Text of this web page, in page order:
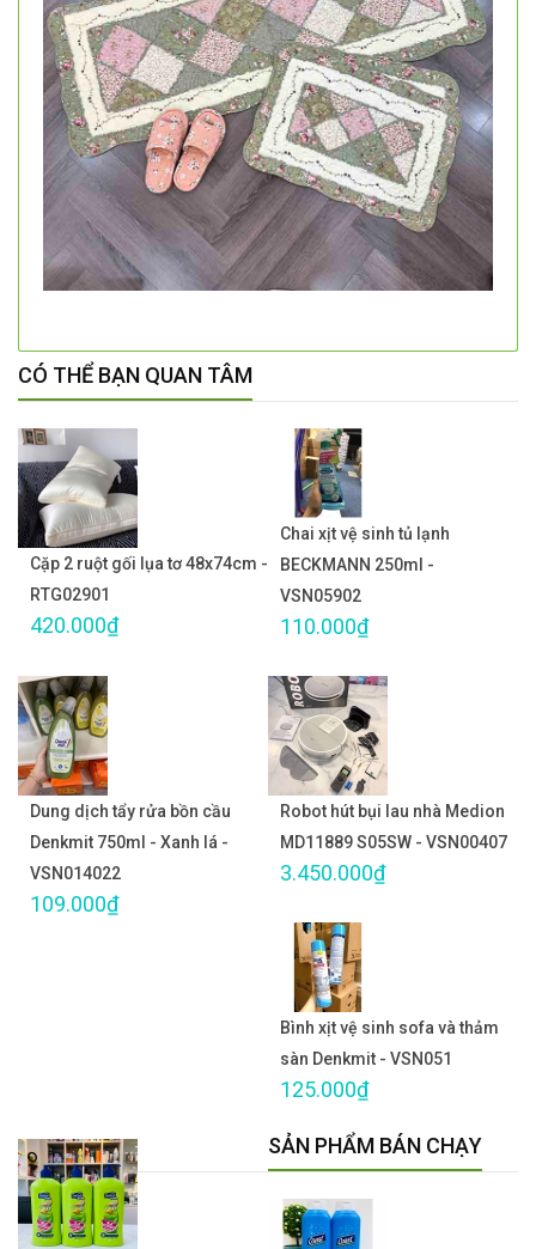
CÓ THỂ BẠN QUAN TÂM
Cặp 2 ruột gối lụa tơ 48x74cm -
RTG02901
420.000₫
Chai xịt vệ sinh tủ lạnh
BECKMANN 250ml -
VSN05902
110.000₫
Dung dịch tẩy rửa bồn cầu
Denkmit 750ml - Xanh lá -
VSN014022
109.000₫
Robot hút bụi lau nhà Medion
MD11889 S05SW - VSN00407
3.450.000₫
Bình xịt vệ sinh sofa và thảm
sàn Denkmit - VSN051
125.000₫
SẢN PHẨM BÁN CHẠY